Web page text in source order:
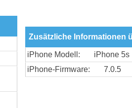
Zusätzliche Informationen
iPhone Modell:
iPhone 5s
iPhone-Firmware:
7.0.5